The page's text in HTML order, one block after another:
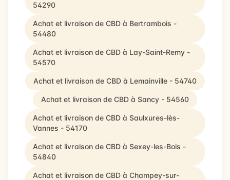
54290
Achat et livraison de CBD à Bertrambois -
54480
Achat et livraison de CBD à Lay-Saint-Remy -
54570
Achat et livraison de CBD à Lemainville - 54740
Achat et livraison de CBD à Sancy - 54560
Achat et livraison de CBD à Saulxures-lès-
Vannes - 54170
Achat et livraison de CBD à Sexey-les-Bois -
54840
Achat et livraison de CBD à Champey-sur-